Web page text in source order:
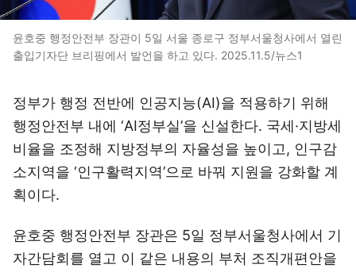
윤호중 행정안전부 장관이 5일 서울 종로구 정부서울청사에서 열린
출입기자단 브리핑에서 발언을 하고 있다. 2025.11.5/뉴스1
정부가 행정 전반에 인공지능(AI)을 적용하기 위해
행정안전부 내에 ‘AI정부실’을 신설한다. 국세·지방세
비율을 조정해 지방정부의 자율성을 높이고, 인구감
소지역을 ‘인구활력지역’으로 바꿔 지원을 강화할 계
획이다.
윤호중 행정안전부 장관은 5일 정부서울청사에서 기
자간담회를 열고 이 같은 내용의 부처 조직개편안을